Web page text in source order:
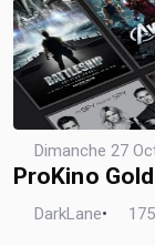
Dimanche 27
ProKino
DarkLane• 175